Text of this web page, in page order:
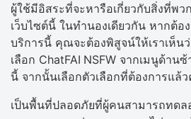
ผู้ใช้มีอิสระที่จะหารือเกี่ยวกับสิ่งที่พ
เว็บไซต์นี้ ในทำนองเดียวกัน หากต้อ
บริการนี้ คุณจะต้องพิสูจน์ให้เราเห็น
เลือก ChatFAI NSFW จากเมนูด้าน
นี้ จากนั้นเลือกตัวเลือกที่ต้องการแล้
เป็นพื้นที่ปลอดภัยที่ผู้คนสามารถทดล